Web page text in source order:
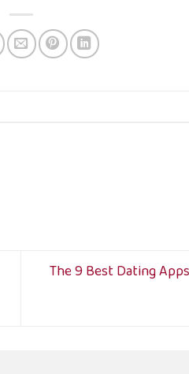
The 9 Best Dating